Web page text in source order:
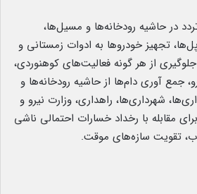
در حاشیه رودخانه‌ها و مسیل‌ها،
تجهیز خودروها به ادوات زمستانی و
از هر گونه فعالیت‌های کوهنوردی،
جمع آوری دام‌ها از حاشیه رودخانه‌ها و
شهرداری‌ها، راهداری، وزارت نیرو و
مقابله با رخداد خسارات احتمالی ناشی
تقویت سازه‌های موقت.